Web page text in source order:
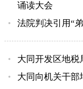
诵读大会
法院判决引用“
大同开发区地税
大同向机关干部